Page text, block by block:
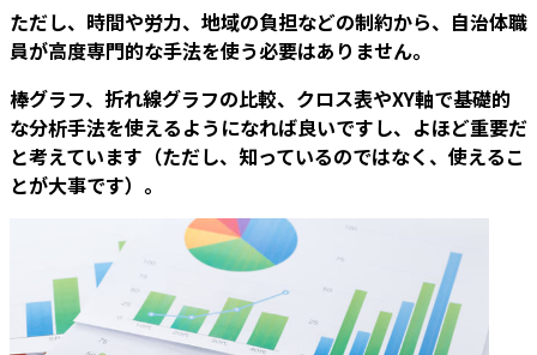
ただし、時間や労力、地域の負担などの制約から、自治体職
員が高度専門的な手法を使う必要はありません。
棒グラフ、折れ線グラフの比較、クロス表やXY軸で基礎的
な分析手法を使えるようになれば良いですし、よほど重要だ
と考えています（ただし、知っているのではなく、使えるこ
とが大事です）。